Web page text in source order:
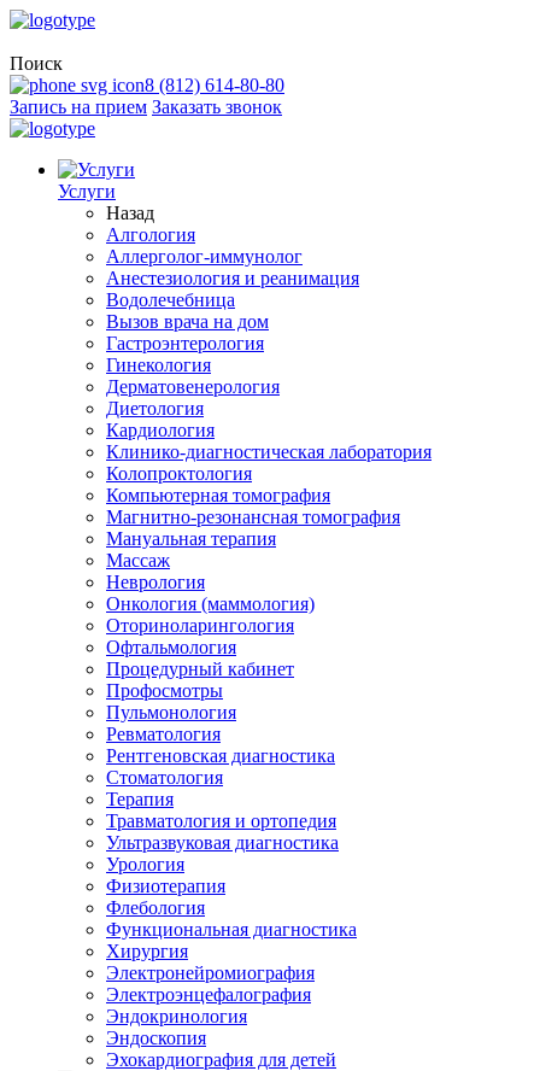
Поиск
8 (812) 614-80-80
Запись на прием Заказать звонок
Услуги
Назад
Алгология
Аллерголог-иммунолог
Анестезиология и реанимация
Водолечебница
Вызов врача на дом
Гастроэнтерология
Гинекология
Дерматовенерология
Диетология
Кардиология
Клинико-диагностическая лаборатория
Колопроктология
Компьютерная томография
Магнитно-резонансная томография
Мануальная терапия
Массаж
Неврология
Онкология (маммология)
Оториноларингология
Офтальмология
Процедурный кабинет
Профосмотры
Пульмонология
Ревматология
Рентгеновская диагностика
Стоматология
Терапия
Травматология и ортопедия
Ультразвуковая диагностика
Урология
Физиотерапия
Флебология
Функциональная диагностика
Хирургия
Электронейромиография
Электроэнцефалография
Эндокринология
Эндоскопия
Эхокардиография для детей